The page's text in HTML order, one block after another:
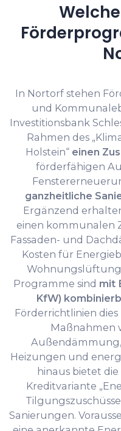
In Nortorf stehen
und
Investitionsbank
Rahmen des
Holstein“ einen
förderfähigen
ganzheitliche
Ergänzend
einen kommunalen
Fassaden- und
Kosten für
Programme sind mit
KfW)
Förderrichtlinien
Maßnahmen
Heizungen und
hinaus bietet
Kreditvariante
Sanierungen.